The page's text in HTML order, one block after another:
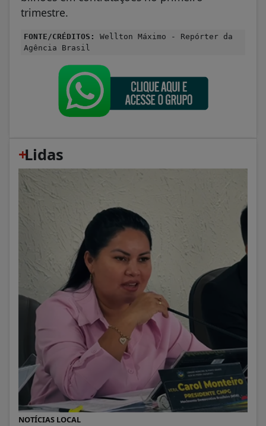
trimestre.
FONTE/CRÉDITOS:
Wellton Máximo - Repórter da
Agência Brasil
+
Lidas
NOTÍCIAS LOCAL